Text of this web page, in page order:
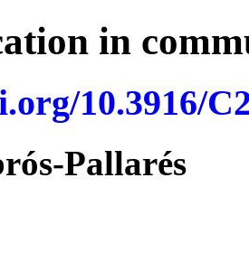
in
10.3916/
Pallarés